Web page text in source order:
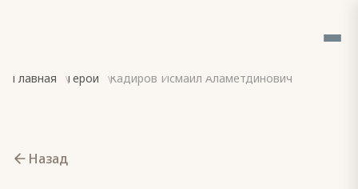
Главная Герои Кадиров Исмаил Аламетдинович
Назад